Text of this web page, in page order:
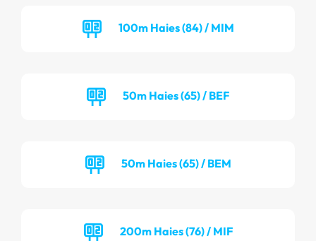
100m Haies (84) / MIM
50m Haies (65) / BEF
50m Haies (65) / BEM
200m Haies (76) / MIF